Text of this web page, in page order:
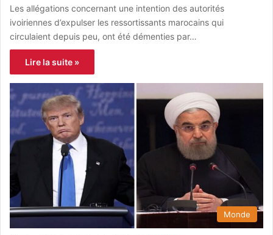
Les allégations concernant une intention des autorités
ivoiriennes d’expulser les ressortissants marocains qui
circulaient depuis peu, ont été démenties par…
Lire la suite »
Monde